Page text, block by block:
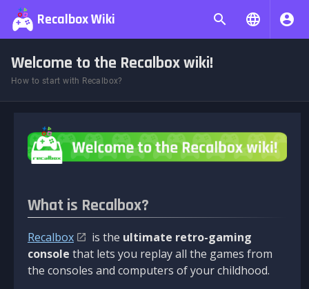
Recalbox Wiki
Welcome to the Recalbox wiki!
How to start with Recalbox?
What is Recalbox?
Recalbox is the ultimate retro-gaming
console that lets you replay all the games from
the consoles and computers of your childhood.